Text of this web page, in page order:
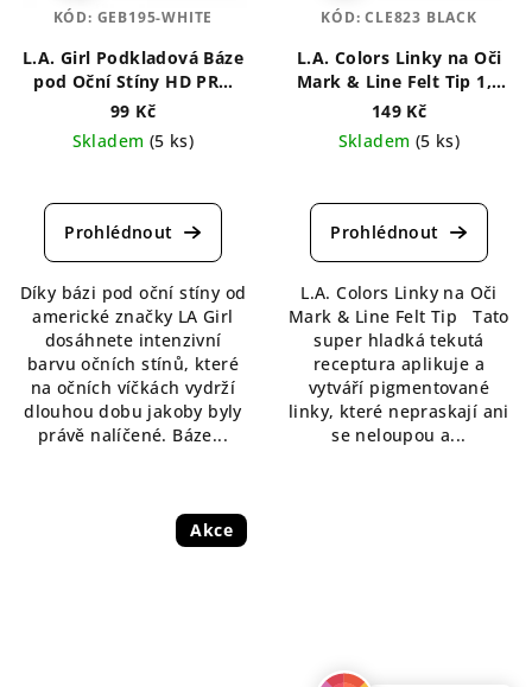
L.A. Girl Podkladová Báze
pod Oční Stíny HD PRO
Stick 14,1 g
99 Kč
Skladem (5 ks)
Díky bázi pod oční stíny od
americké značky LA Girl
dosáhnete intenzivní
barvu očních stínů, které
na očních víčkách vydrží
dlouhou dobu jakoby byly
právě nalíčené. Báze...
KÓD: GEB195-WHITE
L.A. Colors Linky na Oči
Mark & Line Felt Tip 1,1
ml
149 Kč
Skladem (5 ks)
hodnocení
produktu
z
5
hvězdiček.
L.A. Colors Linky na Oči
Mark & Line Felt Tip Tato
super hladká tekutá
receptura aplikuje a
vytváří pigmentované
linky, které nepraskají ani
se neloupou a...
KÓD:CLE823 BLACK
Akce